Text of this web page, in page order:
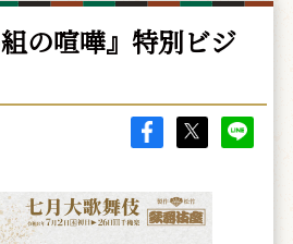
の喧嘩』特別ビジ